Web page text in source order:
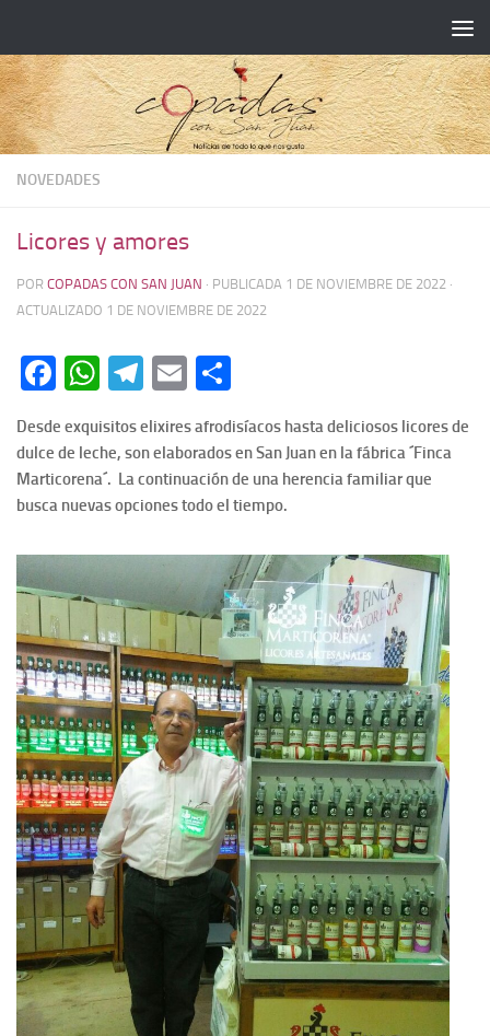
NOVEDADES
Licores y amores
POR COPADAS CON SAN JUAN · PUBLICADA 1 DE NOVIEMBRE DE 2022 ·
ACTUALIZADO 1 DE NOVIEMBRE DE 2022
Facebook
WhatsApp
Telegram
Email
Desde exquisitos elixires afrodisíacos hasta deliciosos licores de
dulce de leche, son elaborados en San Juan en la fábrica ´Finca
Marticorena´. La continuación de una herencia familiar que
busca nuevas opciones todo el tiempo.